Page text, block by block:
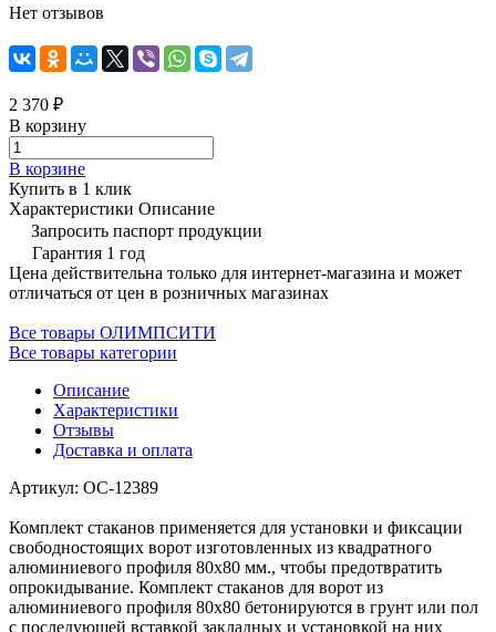
Нет отзывов
2 370 ₽
В корзину
В корзине
Купить в 1 клик
Характеристики Описание
Запросить паспорт продукции
Гарантия 1 год
Цена действительна только для интернет-магазина и может
отличаться от цен в розничных магазинах
Все товары ОЛИМПСИТИ
Все товары категории
Описание
Характеристики
Отзывы
Доставка и оплата
Артикул: ОС-12389
Комплект стаканов применяется для установки и фиксации
свободностоящих ворот изготовленных из квадратного
алюминиевого профиля 80х80 мм., чтобы предотвратить
опрокидывание. Комплект стаканов для ворот из
алюминиевого профиля 80х80 бетонируются в грунт или пол
с последующей вставкой закладных и установкой на них